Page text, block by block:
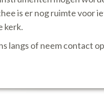
is er nog ruimte voor
kerk.
langs of neem contact